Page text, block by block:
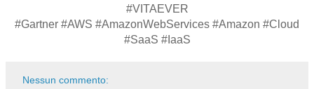
#VITAEVER
#Gartner #AWS #AmazonWebServices #Amazon #Cloud
#SaaS #IaaS
Nessun commento: